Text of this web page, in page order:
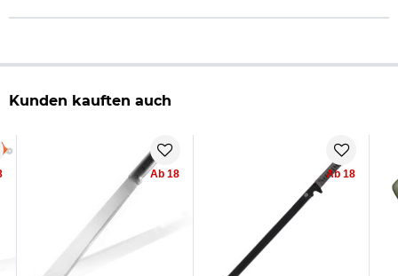
Kunden kauften auch
Ab 18 Ab 18